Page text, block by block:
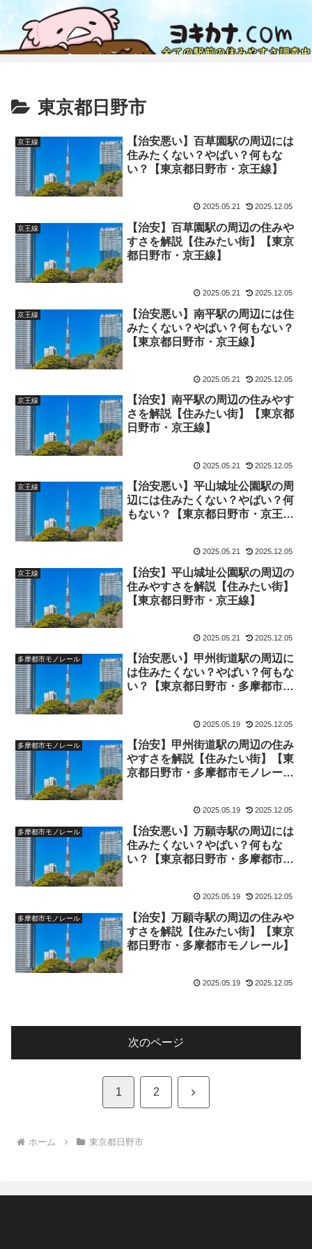
東京都日野市
京王線
【治安悪い】百草園駅の周辺には
住みたくない？やばい？何もな
い？【東京都日野市・京王線】
2025.05.21 2025.12.05
京王線
【治安】百草園駅の周辺の住みや
すさを解説【住みたい街】【東京
都日野市・京王線】
2025.05.21 2025.12.05
京王線
【治安悪い】南平駅の周辺には住
みたくない？やばい？何もない？
【東京都日野市・京王線】
2025.05.21 2025.12.05
京王線
【治安】南平駅の周辺の住みやす
さを解説【住みたい街】【東京都
日野市・京王線】
2025.05.21 2025.12.05
京王線
【治安悪い】平山城址公園駅の周
辺には住みたくない？やばい？何
もない？【東京都日野市・京王
2025.05.21 2025.12.05
京王線
【治安】平山城址公園駅の周辺の
住みやすさを解説【住みたい街】
【東京都日野市・京王線】
2025.05.21 2025.12.05
多摩都市モノレール
【治安悪い】甲州街道駅の周辺に
は住みたくない？やばい？何もな
い？【東京都日野市・多摩都市モ
2025.05.19 2025.12.05
多摩都市モノレール
【治安】甲州街道駅の周辺の住み
やすさを解説【住みたい街】【東
京都日野市・多摩都市モノレー
2025.05.19 2025.12.05
多摩都市モノレール
【治安悪い】万願寺駅の周辺には
住みたくない？やばい？何もな
い？【東京都日野市・多摩都市モ
2025.05.19 2025.12.05
多摩都市モノレール
【治安】万願寺駅の周辺の住みや
すさを解説【住みたい街】【東京
都日野市・多摩都市モノレール】
2025.05.19 2025.12.05
次のページ
1 2 次
ホーム 東京都日野市